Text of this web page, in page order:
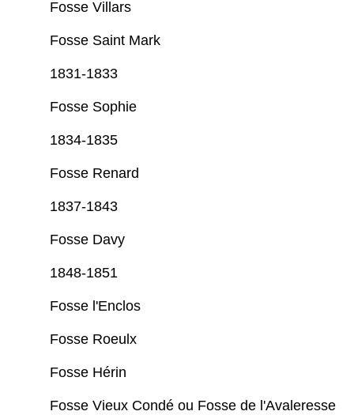
Fosse Villars
Fosse Saint Mark
1831-1833
Fosse Sophie
1834-1835
Fosse Renard
1837-1843
Fosse Davy
1848-1851
Fosse l'Enclos
Fosse Roeulx
Fosse Hérin
Fosse Vieux Condé ou Fosse de l'Avaleresse